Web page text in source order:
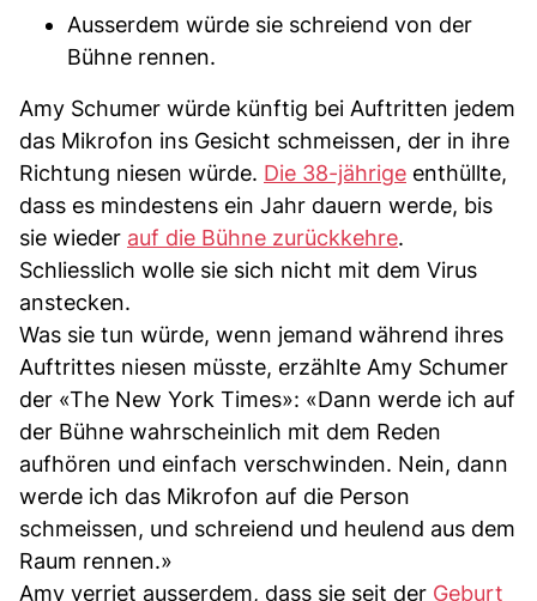
Ausserdem würde sie schreiend von der
Bühne rennen.
Amy Schumer würde künftig bei Auftritten jedem
das Mikrofon ins Gesicht schmeissen, der in ihre
Richtung niesen würde. Die 38-jährige enthüllte,
dass es mindestens ein Jahr dauern werde, bis
sie wieder auf die Bühne zurückkehre.
Schliesslich wolle sie sich nicht mit dem Virus
anstecken.
Was sie tun würde, wenn jemand während ihres
Auftrittes niesen müsste, erzählte Amy Schumer
der «The New York Times»: «Dann werde ich auf
der Bühne wahrscheinlich mit dem Reden
aufhören und einfach verschwinden. Nein, dann
werde ich das Mikrofon auf die Person
schmeissen, und schreiend und heulend aus dem
Raum rennen.»
Amy verriet ausserdem, dass sie seit der Geburt